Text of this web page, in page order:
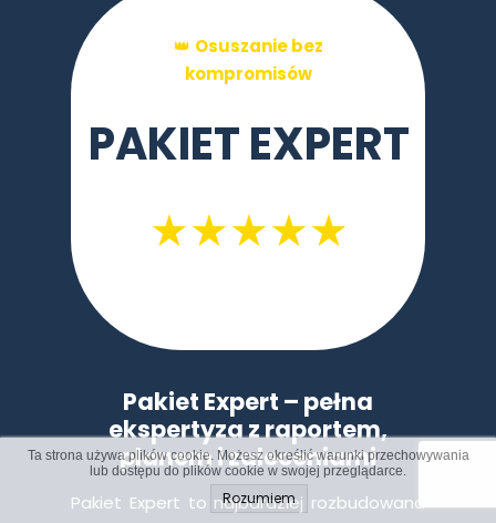
👑 Osuszanie bez
kompromisów
PAKIET EXPERT
★★★★★
Pakiet Expert – pełna
ekspertyza z raportem,
planem i zaleceniami
Pakiet Expert to najbardziej rozbudowana
Ta strona używa plików cookie. Możesz określić warunki przechowywania
lub dostępu do plików cookie w swojej przeglądarce.
Rozumiem